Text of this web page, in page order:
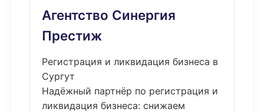
Агентство Синергия
Престиж
Регистрация и ликвидация бизнеса в
Сургут
Надёжный партнёр по регистрация и
ликвидация бизнеса: снижаем